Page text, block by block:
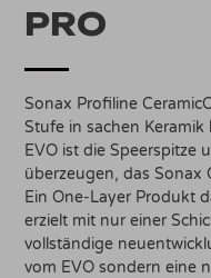
PRO
Sonax Profiline
Stufe in sachen
EVO ist die Speerspitze
überzeugen, das Sonax
Ein One-Layer Produkt
erzielt mit nur einer
vollständige
vom EVO sondern eine